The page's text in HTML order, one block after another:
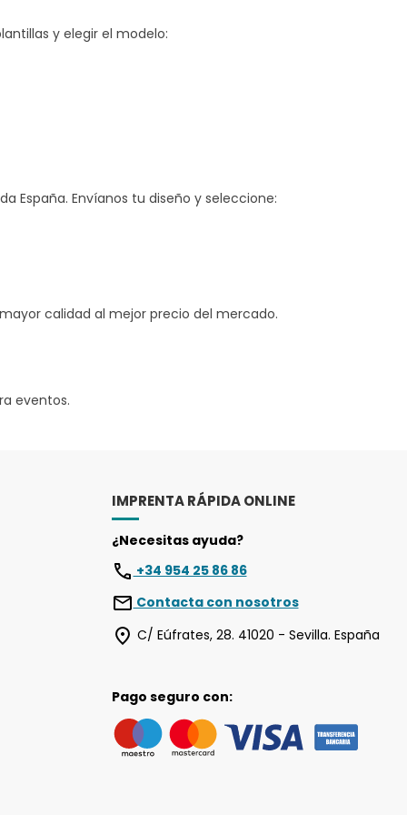
y elegir el modelo:
España. Envíanos tu diseño y seleccione:
calidad al mejor precio del mercado.
eventos.
IMPRENTA RÁPIDA ONLINE
¿Necesitas ayuda?
+34 954 25 86 86
Contacta con nosotros
C/ Eúfrates, 28. 41020 - Sevilla. España
Pago seguro con: